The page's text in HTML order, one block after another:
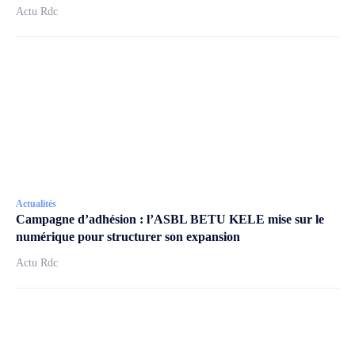
Actu Rdc
Actualités
Campagne d’adhésion : l’ASBL BETU KELE mise sur le
numérique pour structurer son expansion
Actu Rdc